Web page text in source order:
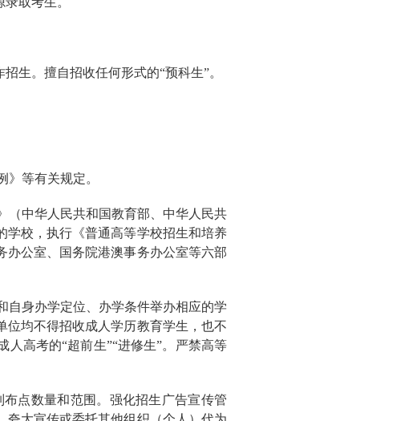
生。擅自招收任何形式的“预科生”。
等有关规定。
（中华人民共和国教育部、中华人民共
学校，执行《普通高等学校招生和培养
公室、国务院港澳事务办公室等六部
自身办学定位、办学条件举办相应的学
位均不得招收成人学历教育学生，也不
高考的“超前生”“进修生”。严禁高等
点数量和范围。强化招生广告宣传管